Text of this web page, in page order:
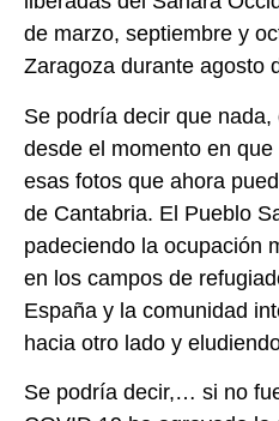
de marzo, septiembre y
Zaragoza durante agosto
Se podría decir que
desde el momento en
esas fotos que ahora
de Cantabria. El Pueblo
padeciendo la ocupación
en los campos de
España y la comunidad
hacia otro lado y
Se podría decir,… si no